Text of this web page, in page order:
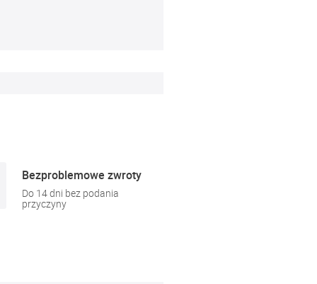
Bezproblemowe zwroty
Do 14 dni bez podania
przyczyny